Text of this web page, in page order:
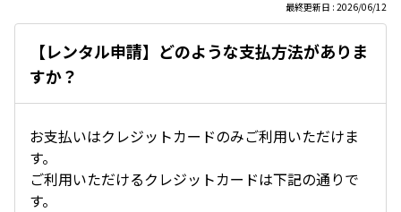
最終更新日 : 2026/06/12
【レンタル申請】どのような支払方法がありま
すか？
お支払いはクレジットカードのみご利用いただけま
す。
ご利用いただけるクレジットカードは下記の通りで
す。